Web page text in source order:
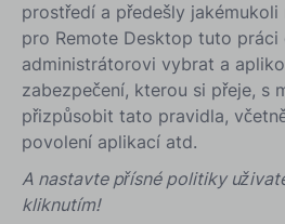
prostředí a předešly jakémukoli
pro Remote Desktop tuto práci
administrátorovi vybrat a
zabezpečení, kterou si přeje, s
přizpůsobit tato pravidla,
povolení aplikací atd.
A nastavte přísné politiky
kliknutím!